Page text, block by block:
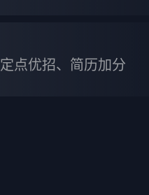
定点优招、简历加分